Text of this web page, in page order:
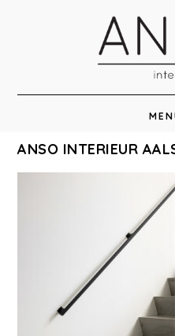
ANSO INTERIEUR